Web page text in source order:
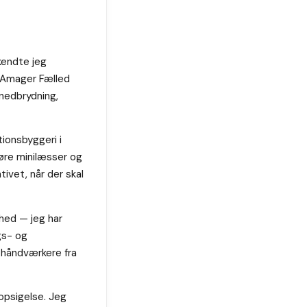
jeg
Fælled
i
minilæsser og
når der skal
— jeg har
og
fra
Jeg